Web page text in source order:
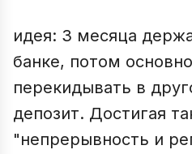
идея: 3 месяца
банке, потом
перекидывать в
депозит. Достигая
"непрерывность и